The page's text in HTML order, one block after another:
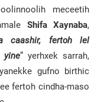
meceetih
Shifa Xaynaba,
caashir, fertoh lel
yine” yerhxek sarrah,
gufno birthic
fertoh cindha-maso